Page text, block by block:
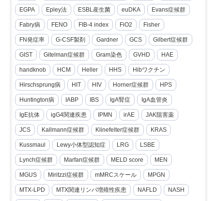
EGPA Epley法 ESBL産生菌 euDKA Evans症候群
Fabry病 FENO FIB-4 index FiO2 Fisher
FN発症率 G-CSF製剤 Gardner GCS Gilbert症候群
GIST Gitelman症候群 Gram染色 GVHD HAE
handknob HCM Heller HHS Hibワクチン
Hirschsprung病 HIT HIV Horner症候群 HPS
Huntington病 IABP IBS IgA腎症 IgA血管炎
IgE抗体 igG4関連疾患 IPMN irAE JAK阻害薬
JCS Kallmann症候群 Klinefelter症候群 KRAS
Kussmaul Lewy小体型認知症 LRG LSBE
Lynch症候群 Marfan症候群 MELD score MEN
MGUS Miritzzi症候群 mMRCスケール MPGN
MTX-LPD MTX関連リンパ増殖性疾患 NAFLD NASH